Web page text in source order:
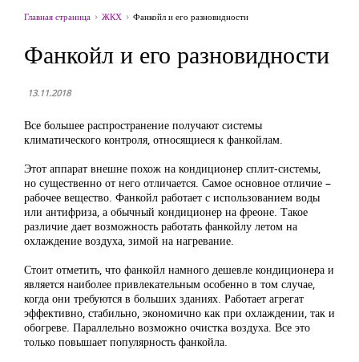
Главная страница ЖКХ Фанкойл и его разновидности
Фанкойл и его разновидности
13.11.2018
Все большее распространение получают системы
климатического контроля, относящиеся к фанкойлам.
Этот аппарат внешне похож на кондиционер сплит-системы,
но существенно от него отличается. Самое основное отличие –
рабочее вещество. Фанкойл работает с использованием воды
или антифриза, а обычный кондиционер на фреоне. Такое
различие дает возможность работать фанкойлу летом на
охлаждение воздуха, зимой на нагревание.
Стоит отметить, что фанкойл намного дешевле кондиционера и
является наиболее привлекательным особенно в том случае,
когда они требуются в больших зданиях. Работает агрегат
эффективно, стабильно, экономично как при охлаждении, так и
обогреве. Параллельно возможно очистка воздуха. Все это
только повышает популярность фанкойла.